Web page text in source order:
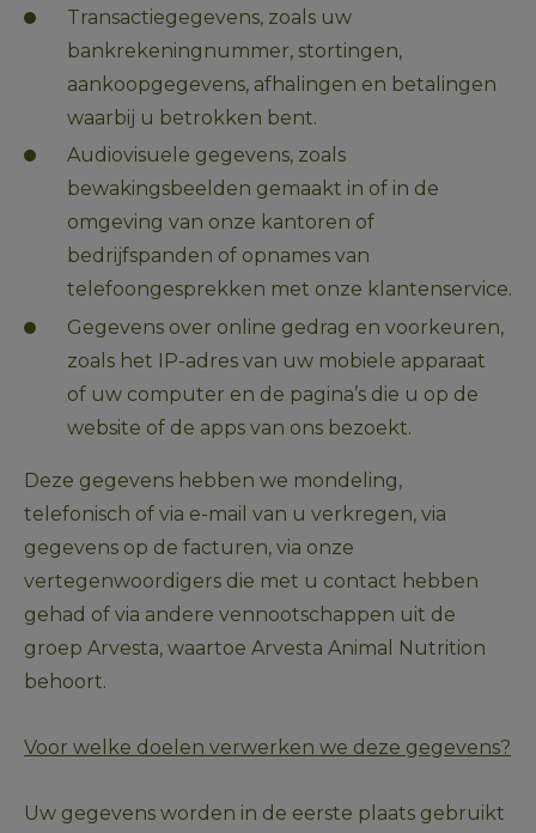
Transactiegegevens, zoals uw
bankrekeningnummer, stortingen,
aankoopgegevens, afhalingen en betalingen
waarbij u betrokken bent.
Audiovisuele gegevens, zoals
bewakingsbeelden gemaakt in of in de
omgeving van onze kantoren of
bedrijfspanden of opnames van
telefoongesprekken met onze klantenservice.
Gegevens over online gedrag en voorkeuren,
zoals het IP-adres van uw mobiele apparaat
of uw computer en de pagina’s die u op de
website of de apps van ons bezoekt.
Deze gegevens hebben we mondeling,
telefonisch of via e-mail van u verkregen, via
gegevens op de facturen, via onze
vertegenwoordigers die met u contact hebben
gehad of via andere vennootschappen uit de
groep Arvesta, waartoe Arvesta Animal Nutrition
behoort.
Voor welke doelen verwerken we deze gegevens?
Uw gegevens worden in de eerste plaats gebruikt